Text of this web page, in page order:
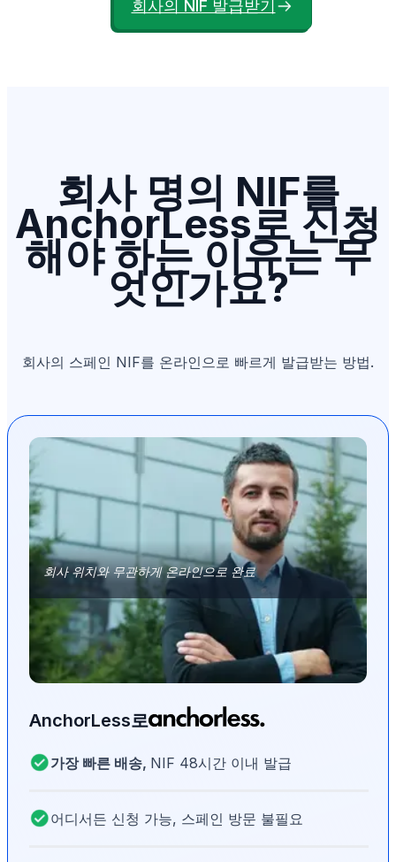
회사의 NIF 발급받기
회사 명의 NIF를
AnchorLess로 신청
해야 하는 이유는 무
엇인가요?
회사의 스페인 NIF를 온라인으로 빠르게 발급받는 방법.
회사 위치와 무관하게 온라인으로 완료
AnchorLess로
가장 빠른 배송, NIF 48시간 이내 발급
어디서든 신청 가능, 스페인 방문 불필요